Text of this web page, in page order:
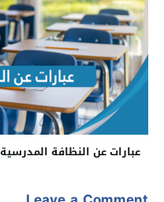
عبارات عن النظافة المدرسية 2024